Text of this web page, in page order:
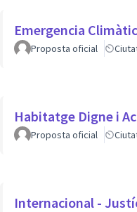
Emergencia
Proposta oficial
Habitatge Digne i
Proposta oficial
Internacional -